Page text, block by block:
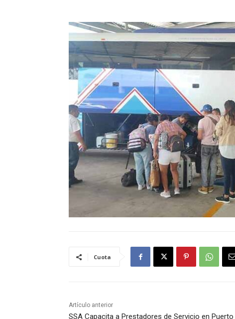
Cuota
Artículo anterior
SSA Capacita a Prestadores de Servicio en Puerto